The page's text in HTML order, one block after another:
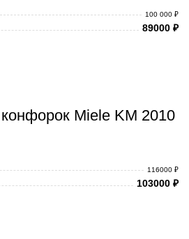
100 000 ₽
89000 ₽
Miele KM 2010
116000 ₽
103000 ₽